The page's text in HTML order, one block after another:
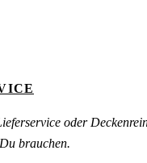
oder
brauchen.